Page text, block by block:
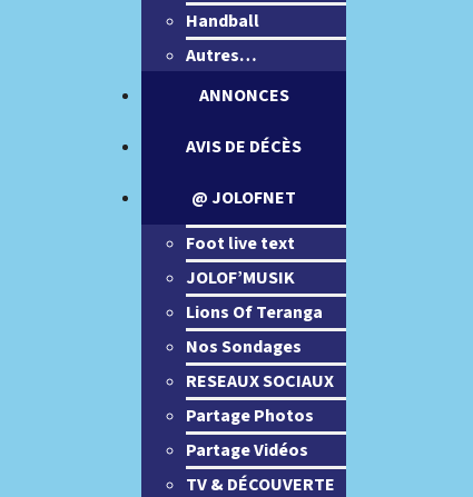
Handball
Autres…
ANNONCES
AVIS DE DÉCÈS
@ JOLOFNET
Foot live text
JOLOF’MUSIK
Lions Of Teranga
Nos Sondages
RESEAUX SOCIAUX
Partage Photos
Partage Vidéos
TV & DÉCOUVERTE